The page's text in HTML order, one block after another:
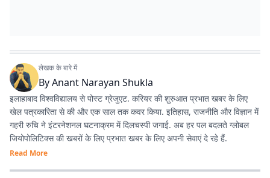
लेखक के बारे में
ByAnant Narayan Shukla
इलाहाबाद विश्वविद्यालय से पोस्ट ग्रेजुएट. करियर की शुरुआत प्रभात खबर के लिए
खेल पत्रकारिता से की और एक साल तक कवर किया. इतिहास, राजनीति और विज्ञान में
गहरी रुचि ने इंटरनेशनल घटनाक्रम में दिलचस्पी जगाई. अब हर पल बदलते ग्लोबल
जियोपोलिटिक्स की खबरों के लिए प्रभात खबर के लिए अपनी सेवाएं दे रहे हैं.
Read More